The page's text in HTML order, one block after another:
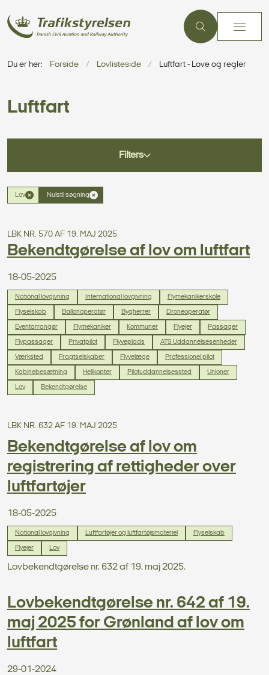
Du er her: Forside Lovlisteside Luftfart - Love og regler
Luftfart
Filters
Lov Nulstil søgning
LBK NR. 570 AF 19. MAJ 2025
Bekendtgørelse af lov om luftfart
18-05-2025
National lovgivning International lovgivning Flymekanikerskole
Flyselskab Ballonoperatør Bygherrer Droneoperatør
Eventarrangør Flymekaniker Kommuner Flyejer Passager
Flypassager Privatpilot Flyveplads ATS Uddannelsesenheder
Værksted Fragtselskaber Flyvelæge Professionel pilot
Kabinebesætning Helikopter Pilotuddannelsessted Unioner
Lov Bekendtgørelse
LBK NR. 632 AF 19. MAJ 2025
Bekendtgørelse af lov om
registrering af rettigheder over
luftfartøjer
18-05-2025
National lovgivning Luftfartøjer og luftfartøjsmateriel Flyselskab
Flyejer Lov
Lovbekendtgørelse nr. 632 af 19. maj 2025.
Lovbekendtgørelse nr. 642 af 19.
maj 2025 for Grønland af lov om
luftfart
29-01-2024